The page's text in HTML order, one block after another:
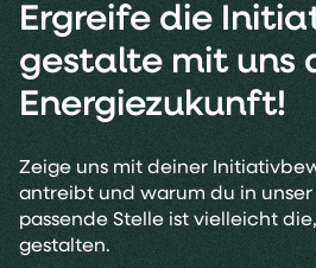
Ergreife die
gestalte mit uns
Energiezukunft!
Zeige uns mit deiner
antreibt und warum du in unser
passende Stelle ist vielleicht
gestalten.